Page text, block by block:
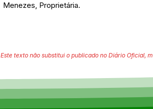
Menezes, Proprietária.
Este texto não substitui o publicado no Diário Oficial,